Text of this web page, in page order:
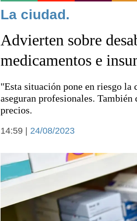
Noticias
Deportes
Arte y cultura
Economía y campo
La ciudad.
Advierten sobre
medicamentos e
"Esta situación pone en riesgo
aseguran profesionales.
precios.
14:59 | 24/08/2023